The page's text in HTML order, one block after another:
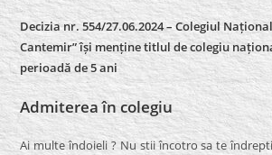
Decizia nr. 554/27.06.2024 – Colegiul
Cantemir” își menține titlul de colegiu
perioadă de 5 ani
Admiterea în colegiu
Ai multe îndoieli ? Nu stii încotro sa te